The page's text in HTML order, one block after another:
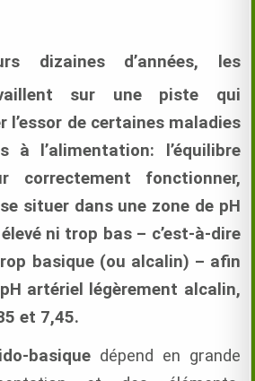
dizaines d’années, les
sur une piste qui
l’essor de certaines maladies
à l’alimentation: l’équilibre
correctement fonctionner,
situer dans une zone de pH
ni trop bas – c’est-à-dire
basique (ou alcalin) – afin
artériel légèrement alcalin,
et 7,45.
basiquedépend en grande